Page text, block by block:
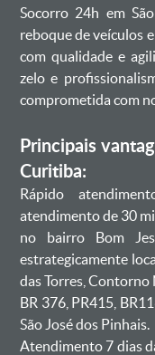
Socorro 24h em
reboque de veículos
com qualidade e
zelo e
comprometida com
Principais
Curitiba:
Rápido
atendimento de 30
no bairro Bom
estrategicamente
das Torres,
BR 376, PR415,
São José dos Pinhais.
Atendimento 7 dias